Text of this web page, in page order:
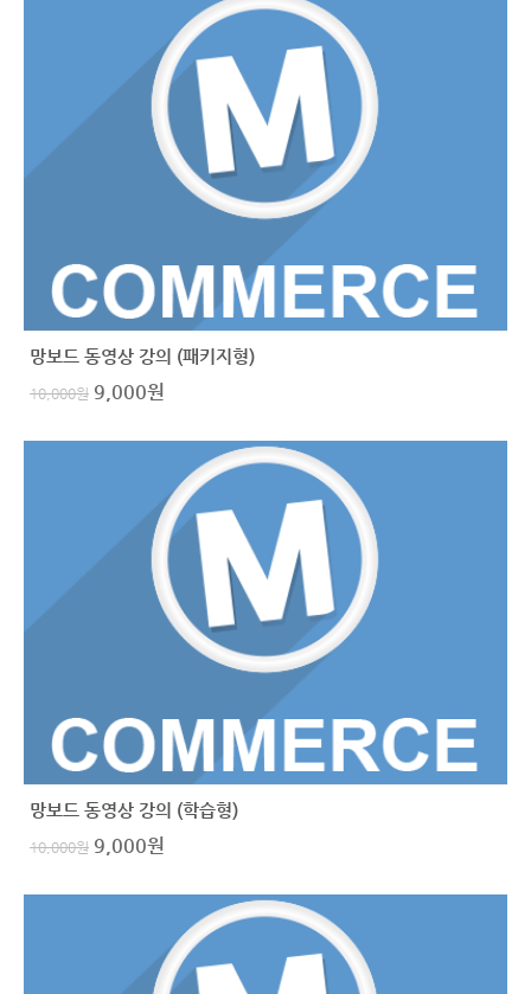
망보드 동영상 강의 (패키지형)
10,000원 9,000원
망보드 동영상 강의 (학습형)
10,000원 9,000원